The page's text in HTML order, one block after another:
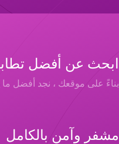
ابحث عن أفضل
بناءً على موقعك ، نجد أفضل ما
مشفر وآمن بالكامل